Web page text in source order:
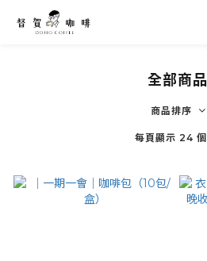
全部商品
商品排序
每頁顯示 24 個